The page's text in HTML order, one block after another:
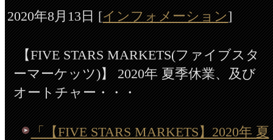
2020年8月13日[インフォメーション]
【FIVE STARS MARKETS(ファイブスタ
ーマーケッツ)】 2020年 夏季休業、及び
オートチャー・・・
「【FIVE STARS MARKETS】2020年 夏